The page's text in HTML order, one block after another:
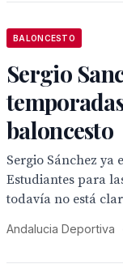
BALONCESTO
Sergio
baloncesto
Sergio Sánchez ya
Estudiantes para
todavía no está
Andalucia Deportiva